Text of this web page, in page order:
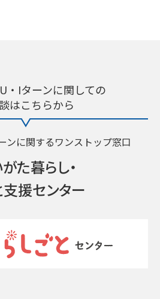
・Iターンに関しての
はこちらから
ンに関するワンストップ窓口
た暮らし・
支援センター